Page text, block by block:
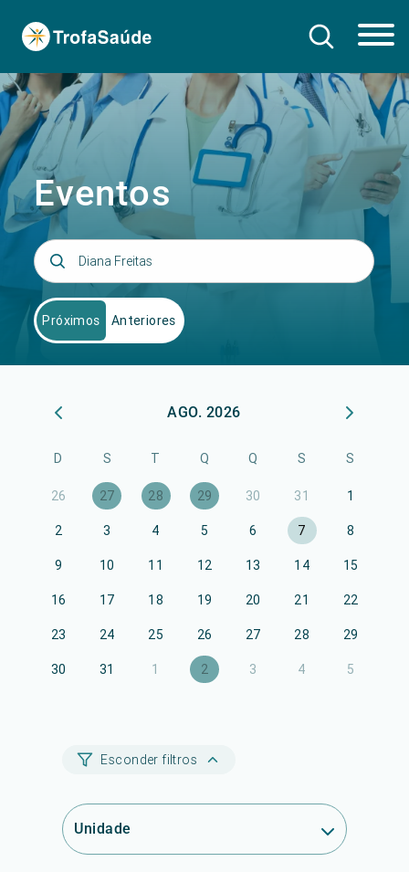
Eventos
Próximos Anteriores
AGO. 2026
D S T Q Q S S
26 27 28 29 30 31 1
2 3 4 5 6 7 8
9 10 11 12 13 14 15
16 17 18 19 20 21 22
23 24 25 26 27 28 29
30 31 1 2 3 4 5
Esconder filtros
Unidade